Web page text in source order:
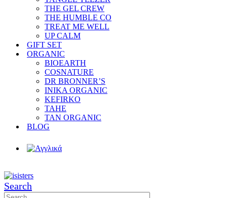
THE GEL CREW
THE HUMBLE CO
TREAT ME WELL
UP CALM
GIFT SET
ORGANIC
BIOEARTH
COSNATURE
DR BRONNER’S
INIKA ORGANIC
KEFIRKO
TAHE
TAN ORGANIC
BLOG
Search